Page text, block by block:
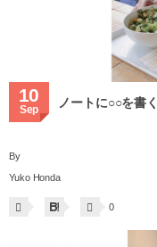
10
Sep ノートに○○を書
By
Yuko Honda
0